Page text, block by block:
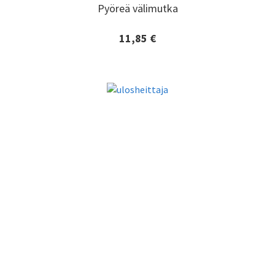
Pyöreä välimutka
11,85 €
Pyöreä välimutka
Lisätiedot ja tilaaminen